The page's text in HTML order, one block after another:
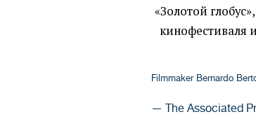
«Золотой
кинофестиваля
Filmmaker Bernardo
— The Associated